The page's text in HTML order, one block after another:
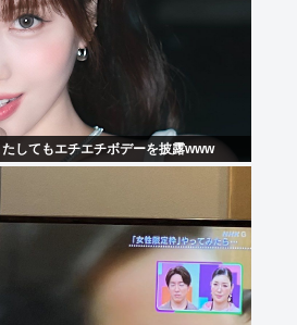
たしてもエチエチボデーを披露www